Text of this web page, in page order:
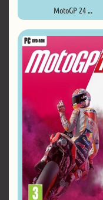
MotoGP 24 ...